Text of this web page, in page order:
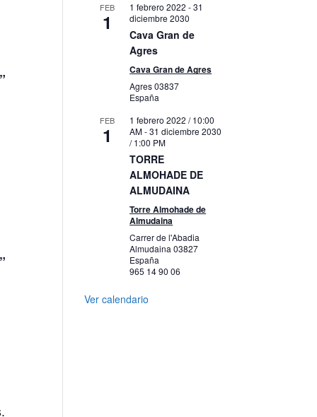
FEB
1
1 febrero 2022 -31
diciembre 2030
Cava Gran de
Agres
Cava Gran de Agres
Agres03837
España
FEB
1
1 febrero 2022 / 10:00
AM-31 diciembre 2030
/ 1:00 PM
TORRE
ALMOHADE DE
ALMUDAINA
Torre Almohade de
Almudaina
Carrer de l'Abadia
Almudaina03827
España
965 14 90 06
Ver calendario